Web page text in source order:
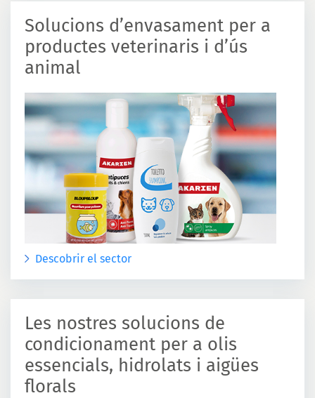
Solucions d’envasament per a
productes veterinaris i d’ús
animal
Descobrir el sector
Les nostres solucions de
condicionament per a olis
essencials, hidrolats i aigües
florals